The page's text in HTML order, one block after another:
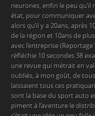
neurones, enfin le peu qu’il
état, pour communiquer
alors qu’il y a 20ans, après
de la région et 10ans de
avec l’entreprise
réfléchie 10 secondes 38
une revue qui métrait en
oubliés, à mon goût, de
laissaient tous ces
sont la base du sport auto
piment à l’aventure le